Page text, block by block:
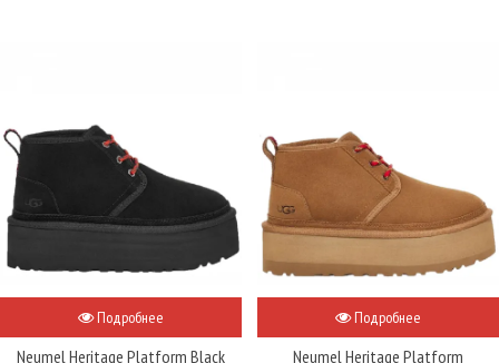
Подробнее
Neumel Heritage Platform Black
Подробнее
Neumel Heritage Platform